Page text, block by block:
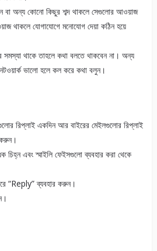
বা অন্য কোনো কিছুর শব্দ থাকলে সেগুলোর আওয়াজ
থাকলে যোগাযোগে মনোযোগ দেয়া কঠিন হয়ে
সমস্যা থাকে তাহলে কথা বলতে থাকবেন না। অন্য
ভালো হলে কল করে কথা বলুন।
রিপ্লাই একদিন আর বাইরের মেইলগুলোর রিপ্লাই
করুন।
চিহ্ন এবং স্মাইলি ফেইসগুলো ব্যবহার করা থেকে
“Reply” ব্যবহার করুন।